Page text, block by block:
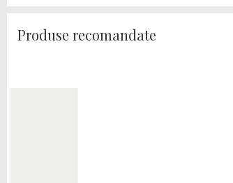
Produse recomandate